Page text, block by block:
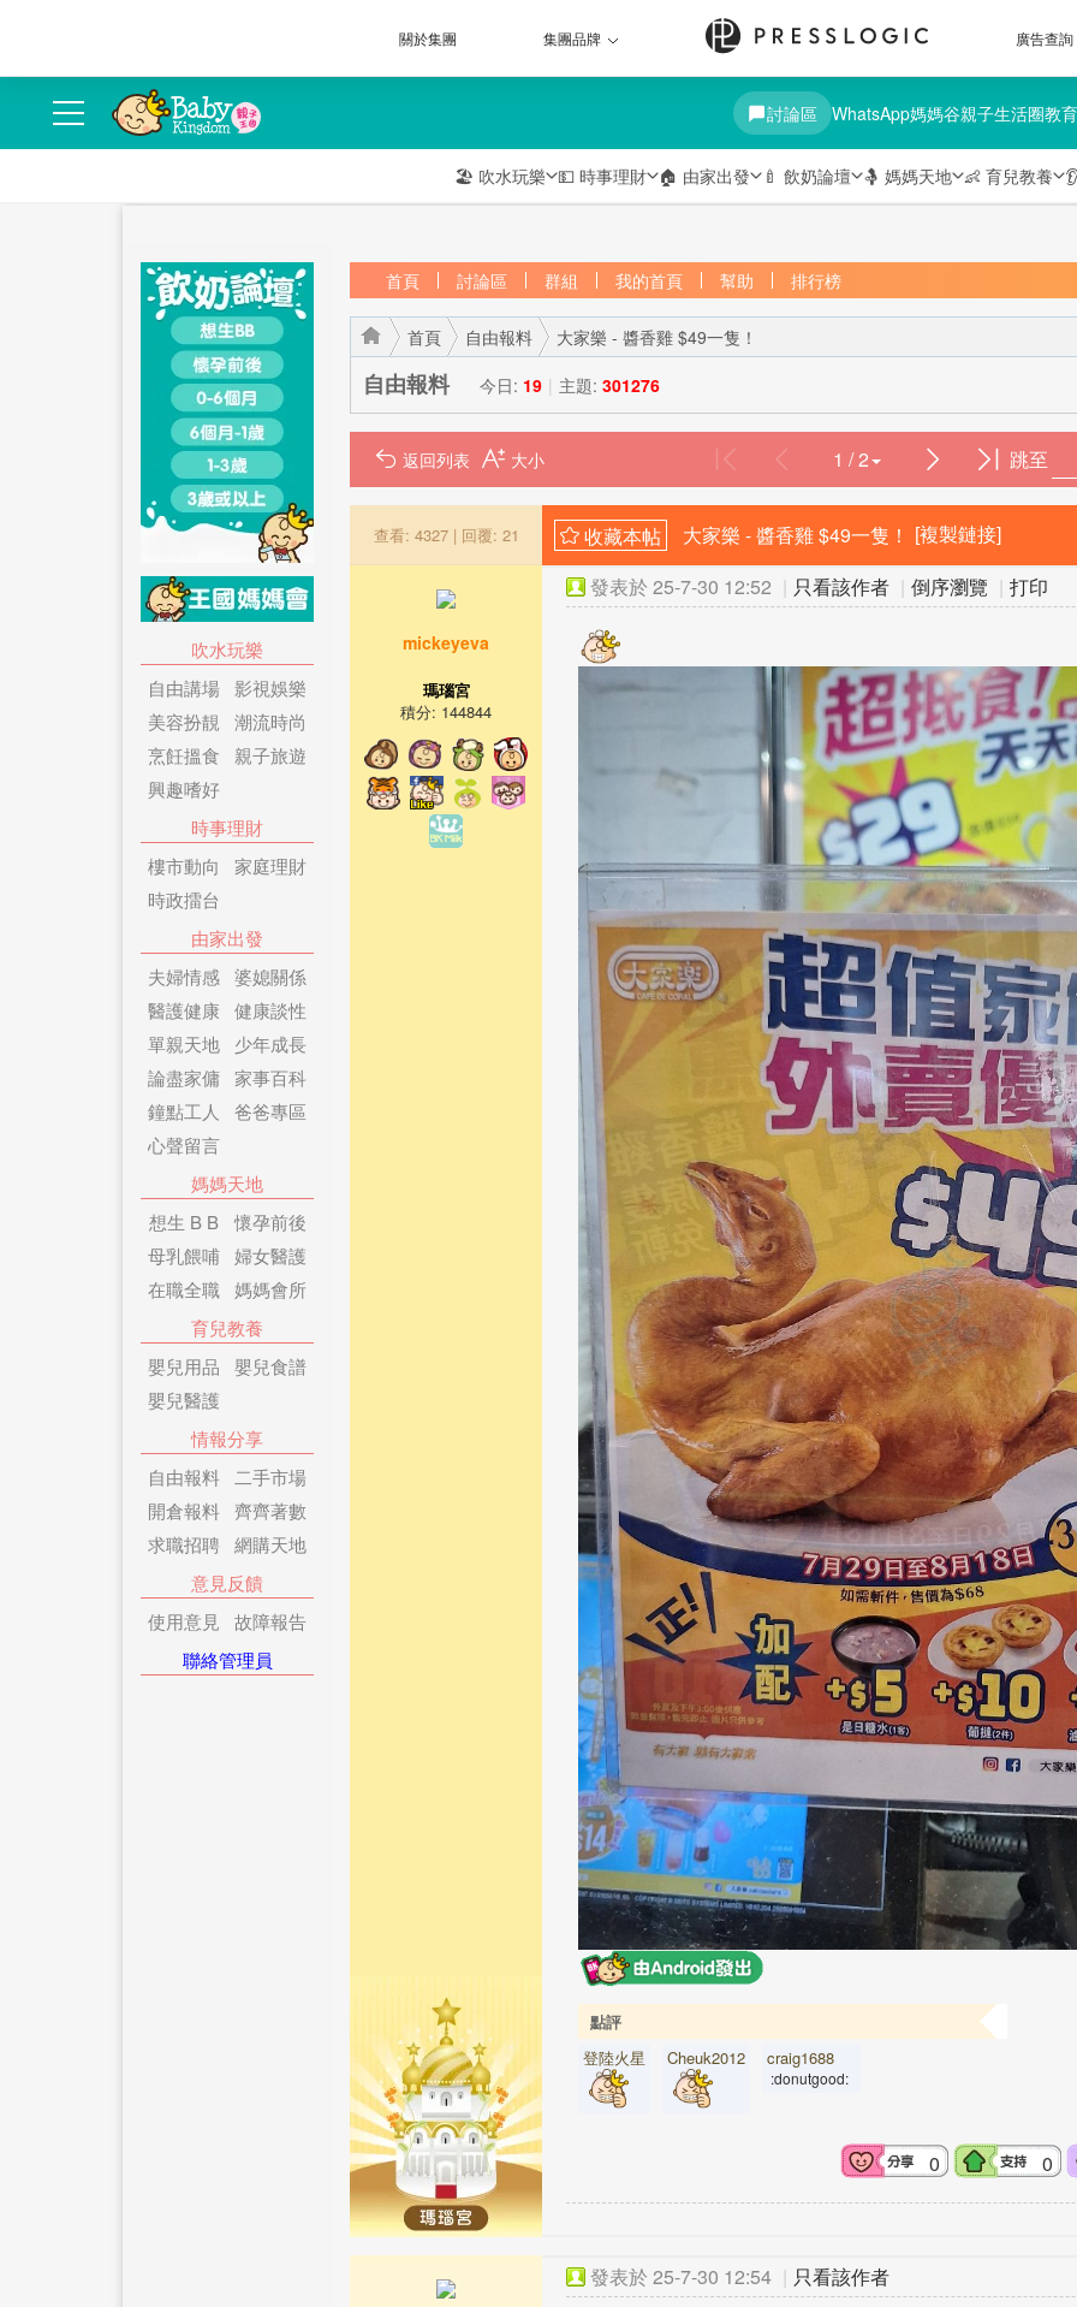
關於集團 集團品牌 廣告查詢
討論區 WhatsApp媽媽谷親子生活圈教
🏖️ 吹水玩樂 💵 時事理財 🏠 由家出發 🍼 飲奶論壇 🤱 媽媽天地 👶 育兒教養 👂
吹水玩樂
自由講場 影視娛樂
美容扮靚
潮流時尚
烹飪搵食
親子旅遊
興趣嗜好
時事理財
樓市動向
家庭理財
時政擂台
由家出發
夫婦情感 婆媳關係
醫護健康
健康談性
單親天地
少年成長
論盡家傭
家事百科
鐘點工人
爸爸專區
心聲留言
媽媽天地
想生 B B
懷孕前後
母乳餵哺 婦女醫護
在職全職
媽媽會所
育兒教養
嬰兒用品
嬰兒食譜
嬰兒醫護
情報分享
自由報料
二手市場
開倉報料 齊齊著數
求職招聘
網購天地
意見反饋
使用意見
故障報告
聯絡管理員
首頁 討論區 群組 我的首頁 幫助 排行榜
首頁
›
自由報料 大家樂 - 醬香雞 $49一隻！
自由報料 今日: 19 | 主題: 301276
返回列表 1 / 2 跳至
查看: 4327| 回覆: 21 大家樂 - 醬香雞 $49一隻！ [複製鏈接]
mickeyeva
瑪瑙宮
積分: 144844
發表於 25-7-30 12:52 | 只看該作者 | 倒序瀏覽 | 打印
點評
登陸火星
Cheuk2012 craig1688
:donutgood:
0 0
發表於 25-7-30 12:54 | 只看該作者